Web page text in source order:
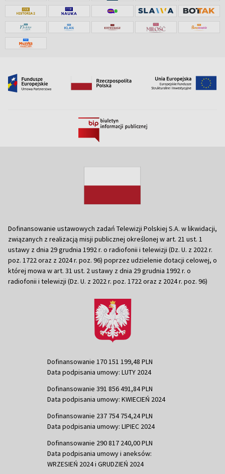
Dofinansowanie ustawowych zadań Telewizji Polskiej S.A. w likwidacji,
związanych z realizacją misji publicznej określonej w art. 21 ust. 1
ustawy z dnia 29 grudnia 1992 r. o radiofonii i telewizji (Dz. U. z 2022 r.
poz. 1722 oraz z 2024 r. poz. 96) poprzez udzielenie dotacji celowej, o
której mowa w art. 31 ust. 2 ustawy z dnia 29 grudnia 1992 r. o
radiofonii i telewizji (Dz. U. z 2022 r. poz. 1722 oraz z 2024 r. poz. 96)
Dofinansowanie 170 151 199,48 PLN
Data podpisania umowy: LUTY 2024
Dofinansowanie 391 856 491,84 PLN
Data podpisania umowy: KWIECIEŃ 2024
Dofinansowanie 237 754 754,24 PLN
Data podpisania umowy: LIPIEC 2024
Dofinansowanie 290 817 240,00 PLN
Data podpisania umowy i aneksów:
WRZESIEŃ 2024 i GRUDZIEŃ 2024